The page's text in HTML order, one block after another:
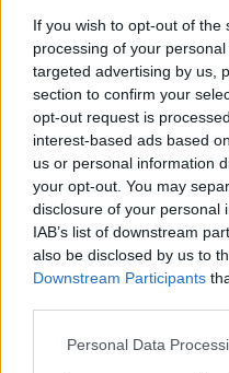
If you wish to opt-out of
processing of your
targeted advertising by us,
section to confirm your
opt-out request is
interest-based ads based
us or personal information
your opt-out. You may
disclosure of your personal
IAB’s list of downstream
also be disclosed by us to
Downstream Participants
Please note that this
Personal Data
néptánc, történelmi
latin táncok, vívás
A szegedi kurzus idei
Thai chi -Jászberényi Éva
Színpadi vívás -
Tánc-ritmika -Katona
A részvételhez nincs
Jelentkezési határidő:
Jelentkezés és infó:
Színházak Szövetsége